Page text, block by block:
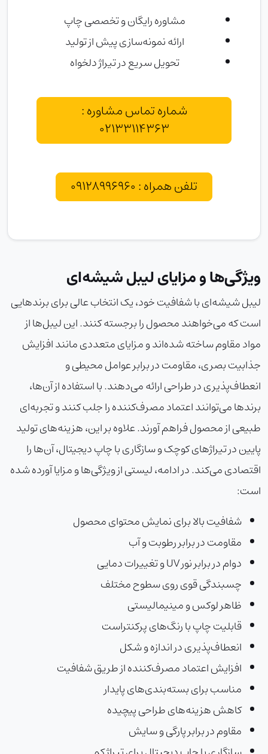
مشاوره رایگان و تخصصی چاپ
ارائه نمونه‌سازی پیش از تولید
تحویل سریع در تیراژ دلخواه
شماره تماس مشاوره :
02133114363
تلفن همراه : 09128996960
ویژگی‌ها و مزایای لیبل شیشه‌ای
لیبل شیشه‌ای با شفافیت خود، یک انتخاب عالی برای برندهایی
است که می‌خواهند محصول را برجسته کنند. این لیبل‌ها از
مواد مقاوم ساخته شده‌اند و مزایای متعددی مانند افزایش
جذابیت بصری، مقاومت در برابر عوامل محیطی و
انعطاف‌پذیری در طراحی ارائه می‌دهند. با استفاده از آن‌ها،
برندها می‌توانند اعتماد مصرف‌کننده را جلب کنند و تجربه‌ای
طبیعی از محصول فراهم آورند. علاوه بر این، هزینه‌های تولید
پایین در تیراژهای کوچک و سازگاری با چاپ دیجیتال، آن‌ها را
اقتصادی می‌کند. در ادامه، لیستی از ویژگی‌ها و مزایا آورده شده
است:
شفافیت بالا برای نمایش محتوای محصول
مقاومت در برابر رطوبت و آب
دوام در برابر نور UV و تغییرات دمایی
چسبندگی قوی روی سطوح مختلف
ظاهر لوکس و مینیمالیستی
قابلیت چاپ با رنگ‌های پرکنتراست
انعطاف‌پذیری در اندازه و شکل
افزایش اعتماد مصرف‌کننده از طریق شفافیت
مناسب برای بسته‌بندی‌های پایدار
کاهش هزینه‌های طراحی پیچیده
مقاوم در برابر پارگی و سایش